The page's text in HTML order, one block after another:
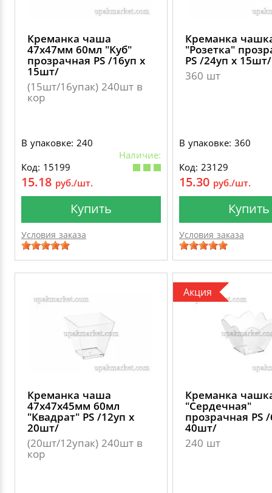
Креманка чаша
47х47мм 60мл "Куб"
прозрачная PS /16уп х
15шт/
(15шт/16упак) 240шт в
кор
В упаковке: 240
Наличие:
Код: 15199
15.18 руб./шт.
Купить
Условия заказа
Креманка
"Розетка"
PS /24уп х 15шт/
360 шт
В упаковке: 360
Код: 23129
15.30 руб./шт.
Купить
Условия заказа
Креманка чаша
47х47х45мм 60мл
"Квадрат" PS /12уп х
20шт/
(20шт/12упак) 240шт в
кор
Акция
Креманка
"Сердечная"
прозрачная PS
40шт/
240 шт